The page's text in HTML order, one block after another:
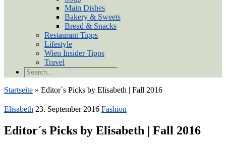
Main Dishes
Bakery & Sweets
Bread & Snacks
Restaurant Tipps
Lifestyle
Wien Insider Tipps
Travel
Startseite » Editor´s Picks by Elisabeth | Fall 2016
Elisabeth 23. September 2016 Fashion
Editor´s Picks by Elisabeth | Fall 2016